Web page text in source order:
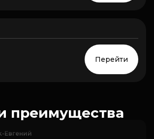
Перейти
преимущества
Евгений